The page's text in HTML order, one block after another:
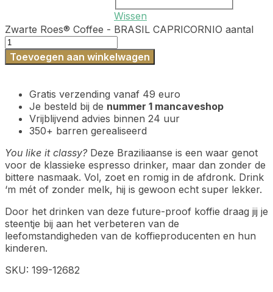
Wissen
Zwarte Roes® Coffee - BRASIL CAPRICORNIO aantal
Toevoegen aan winkelwagen
Gratis verzending vanaf 49 euro
Je besteld bij de nummer 1 mancaveshop
Vrijblijvend advies binnen 24 uur
350+ barren gerealiseerd
You like it classy? Deze Braziliaanse is een waar genot
voor de klassieke espresso drinker, maar dan zonder de
bittere nasmaak. Vol, zoet en romig in de afdronk. Drink
‘m mét of zonder melk, hij is gewoon echt super lekker.
Door het drinken van deze future-proof koffie draag jij je
steentje bij aan het verbeteren van de
leefomstandigheden van de koffieproducenten en hun
kinderen.
SKU: 199-12682